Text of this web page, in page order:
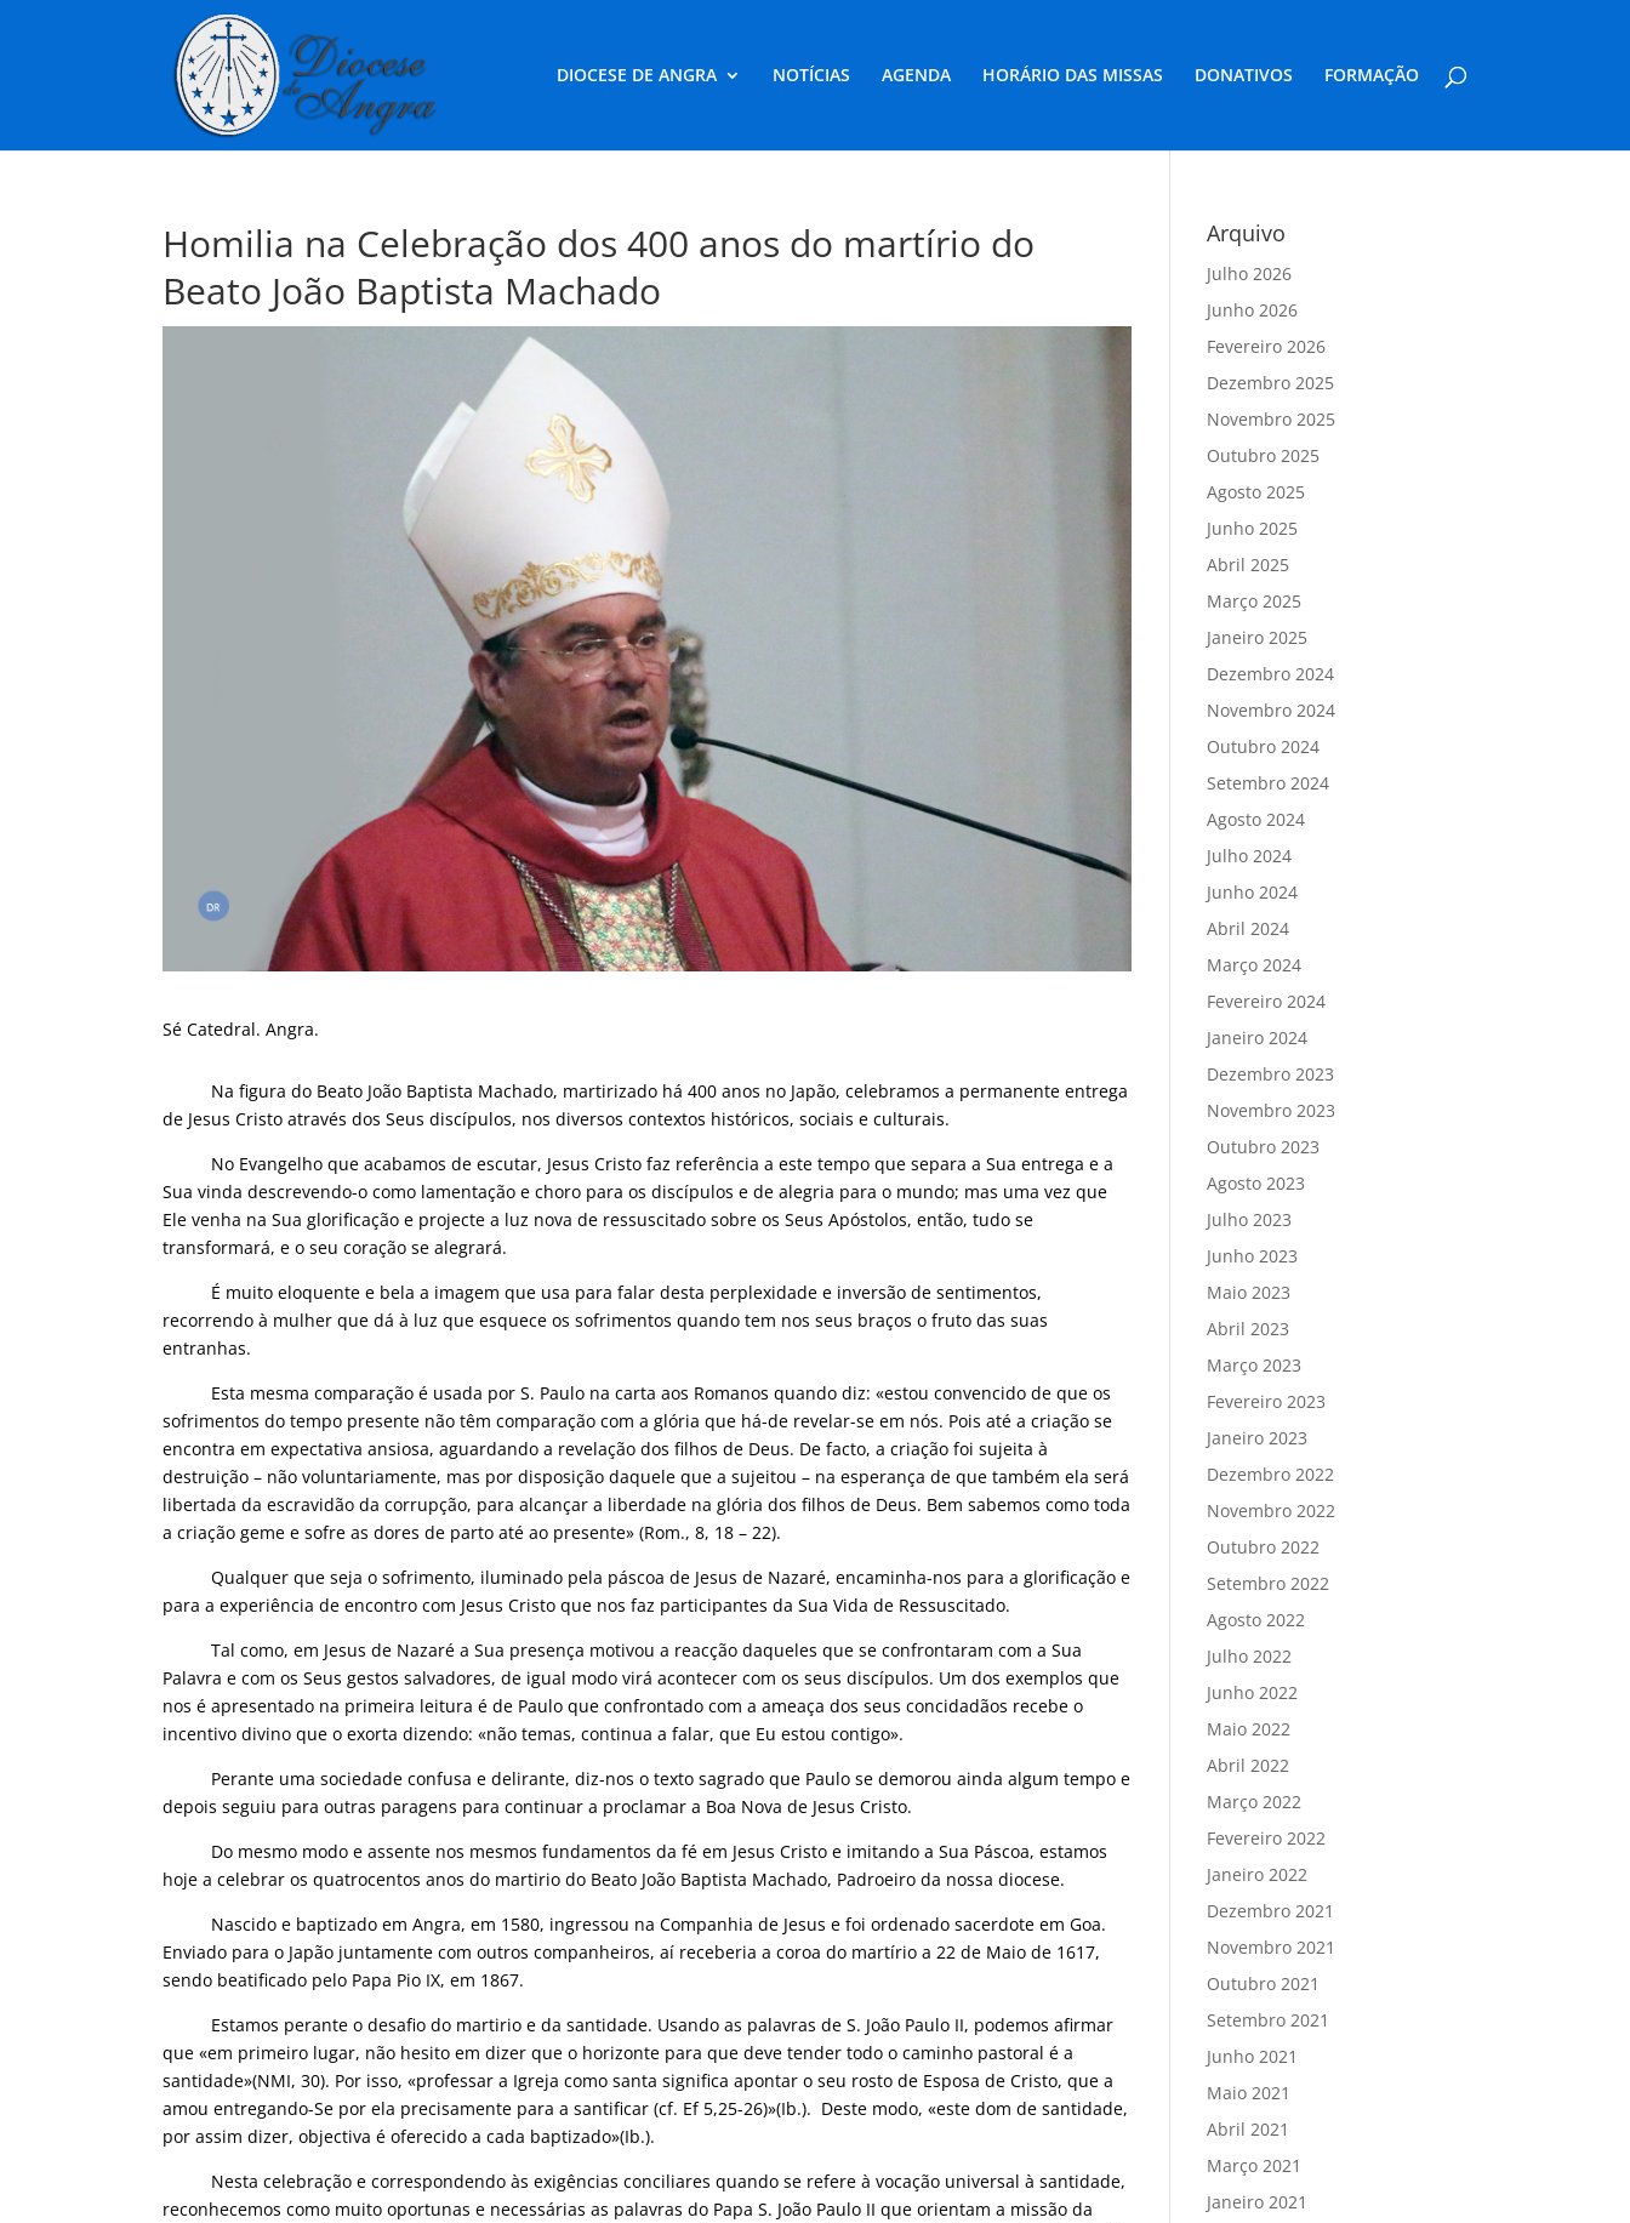
DIOCESE DE ANGRA NOTÍCIAS AGENDA HORÁRIO DAS MISSAS DONATIVOS FORMAÇÃO
Homilia na Celebração dos 400 anos do martírio do
Beato João Baptista Machado
Sé Catedral. Angra.
Na figura do Beato João Baptista Machado, martirizado há 400 anos no Japão, celebramos a permanente entrega
de Jesus Cristo através dos Seus discípulos, nos diversos contextos históricos, sociais e culturais.
No Evangelho que acabamos de escutar, Jesus Cristo faz referência a este tempo que separa a Sua entrega e a
Sua vinda descrevendo-o como lamentação e choro para os discípulos e de alegria para o mundo; mas uma vez que
Ele venha na Sua glorificação e projecte a luz nova de ressuscitado sobre os Seus Apóstolos, então, tudo se
transformará, e o seu coração se alegrará.
É muito eloquente e bela a imagem que usa para falar desta perplexidade e inversão de sentimentos,
recorrendo à mulher que dá à luz que esquece os sofrimentos quando tem nos seus braços o fruto das suas
entranhas.
Esta mesma comparação é usada por S. Paulo na carta aos Romanos quando diz: «estou convencido de que os
sofrimentos do tempo presente não têm comparação com a glória que há-de revelar-se em nós. Pois até a criação se
encontra em expectativa ansiosa, aguardando a revelação dos filhos de Deus. De facto, a criação foi sujeita à
destruição – não voluntariamente, mas por disposição daquele que a sujeitou – na esperança de que também ela será
libertada da escravidão da corrupção, para alcançar a liberdade na glória dos filhos de Deus. Bem sabemos como toda
a criação geme e sofre as dores de parto até ao presente» (Rom., 8, 18 – 22).
Qualquer que seja o sofrimento, iluminado pela páscoa de Jesus de Nazaré, encaminha-nos para a glorificação e
para a experiência de encontro com Jesus Cristo que nos faz participantes da Sua Vida de Ressuscitado.
Tal como, em Jesus de Nazaré a Sua presença motivou a reacção daqueles que se confrontaram com a Sua
Palavra e com os Seus gestos salvadores, de igual modo virá acontecer com os seus discípulos. Um dos exemplos que
nos é apresentado na primeira leitura é de Paulo que confrontado com a ameaça dos seus concidadãos recebe o
incentivo divino que o exorta dizendo: «não temas, continua a falar, que Eu estou contigo».
Perante uma sociedade confusa e delirante, diz-nos o texto sagrado que Paulo se demorou ainda algum tempo e
depois seguiu para outras paragens para continuar a proclamar a Boa Nova de Jesus Cristo.
Do mesmo modo e assente nos mesmos fundamentos da fé em Jesus Cristo e imitando a Sua Páscoa, estamos
hoje a celebrar os quatrocentos anos do martirio do Beato João Baptista Machado, Padroeiro da nossa diocese.
Nascido e baptizado em Angra, em 1580, ingressou na Companhia de Jesus e foi ordenado sacerdote em Goa.
Enviado para o Japão juntamente com outros companheiros, aí receberia a coroa do martírio a 22 de Maio de 1617,
sendo beatificado pelo Papa Pio IX, em 1867.
Estamos perante o desafio do martirio e da santidade. Usando as palavras de S. João Paulo II, podemos afirmar
que «em primeiro lugar, não hesito em dizer que o horizonte para que deve tender todo o caminho pastoral é a
santidade»(NMI, 30). Por isso, «professar a Igreja como santa significa apontar o seu rosto de Esposa de Cristo, que a
amou entregando-Se por ela precisamente para a santificar (cf. Ef 5,25-26)»(Ib.). Deste modo, «este dom de santidade,
por assim dizer, objectiva é oferecido a cada baptizado»(Ib.).
Nesta celebração e correspondendo às exigências conciliares quando se refere à vocação universal à santidade,
reconhecemos como muito oportunas e necessárias as palavras do Papa S. João Paulo II que orientam a missão da
Arquivo
Julho 2026
Junho 2026
Fevereiro 2026
Dezembro 2025
Novembro 2025
Outubro 2025
Agosto 2025
Junho 2025
Abril 2025
Março 2025
Janeiro 2025
Dezembro 2024
Novembro 2024
Outubro 2024
Setembro 2024
Agosto 2024
Julho 2024
Junho 2024
Abril 2024
Março 2024
Fevereiro 2024
Janeiro 2024
Dezembro 2023
Novembro 2023
Outubro 2023
Agosto 2023
Julho 2023
Junho 2023
Maio 2023
Abril 2023
Março 2023
Fevereiro 2023
Janeiro 2023
Dezembro 2022
Novembro 2022
Outubro 2022
Setembro 2022
Agosto 2022
Julho 2022
Junho 2022
Maio 2022
Abril 2022
Março 2022
Fevereiro 2022
Janeiro 2022
Dezembro 2021
Novembro 2021
Outubro 2021
Setembro 2021
Junho 2021
Maio 2021
Abril 2021
Março 2021
Janeiro 2021